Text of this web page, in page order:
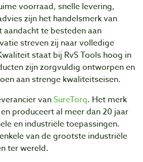
voorraad, snelle levering,
zijn het handelsmerk van
aandacht te besteden aan
streven zij naar volledige
staat bij RvS Tools hoog in
zijn zorgvuldig ontworpen en
aan strenge kwaliteitseisen.
vanSureTorq. Het merk
produceert al meer dan 20 jaar
en industriële toepassingen.
van de grootste industriële
ter wereld.